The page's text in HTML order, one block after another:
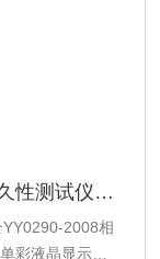
YY0290-G人工晶状体动态疲劳耐久性测试仪厂家
2008相